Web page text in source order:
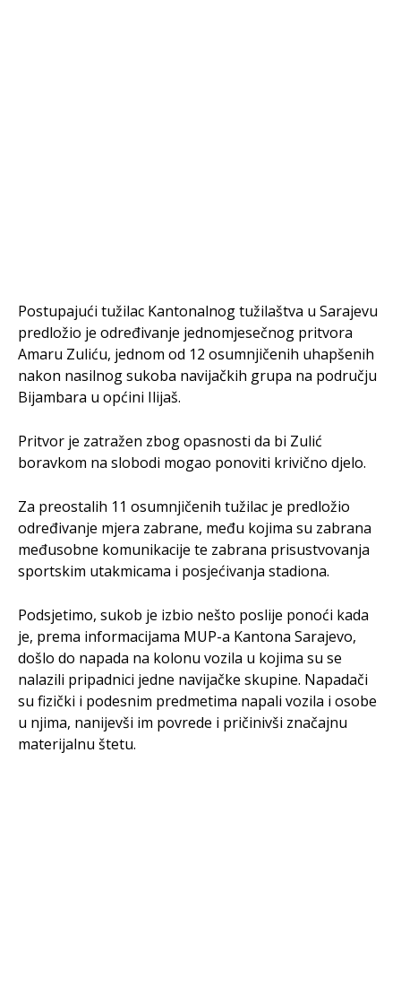
Postupajući tužilac Kantonalnog tužilaštva u Sarajevu
predložio je određivanje jednomjesečnog pritvora
Amaru Zuliću, jednom od 12 osumnjičenih uhapšenih
nakon nasilnog sukoba navijačkih grupa na području
Bijambara u općini Ilijaš.
Pritvor je zatražen zbog opasnosti da bi Zulić
boravkom na slobodi mogao ponoviti krivično djelo.
Za preostalih 11 osumnjičenih tužilac je predložio
određivanje mjera zabrane, među kojima su zabrana
međusobne komunikacije te zabrana prisustvovanja
sportskim utakmicama i posjećivanja stadiona.
Podsjetimo, sukob je izbio nešto poslije ponoći kada
je, prema informacijama MUP-a Kantona Sarajevo,
došlo do napada na kolonu vozila u kojima su se
nalazili pripadnici jedne navijačke skupine. Napadači
su fizički i podesnim predmetima napali vozila i osobe
u njima, nanijevši im povrede i pričinivši značajnu
materijalnu štetu.